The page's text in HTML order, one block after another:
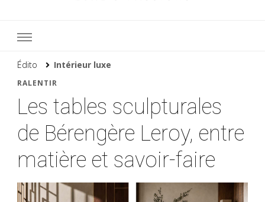
Édito Intérieur luxe
RALENTIR
Les tables sculpturales
de Bérengère Leroy, entre
matière et savoir-faire